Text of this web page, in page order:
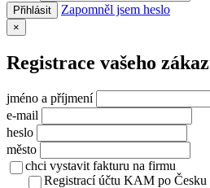
Přihlásit Zapomněl jsem heslo
×
Registrace vašeho
jméno a příjmení
e-mail
heslo
město
chci vystavit fakturu na firmu
Registrací účtu KAM po Česku